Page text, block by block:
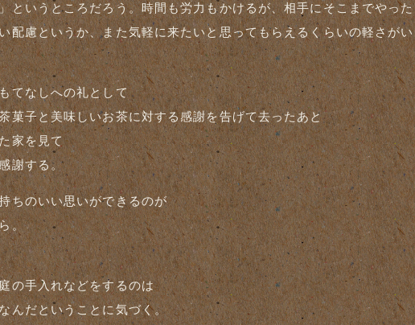
というところだろう。時間も労力もかけるが、相手にそこまでやった
配慮というか、また気軽に来たいと思ってもらえるくらいの軽さがい
てなしへの礼として
菓子と美味しいお茶に対する感謝を告げて去ったあと
家を見て
謝する。
ちのいい思いができるのが
。
の手入れなどをするのは
んだということに気づく。